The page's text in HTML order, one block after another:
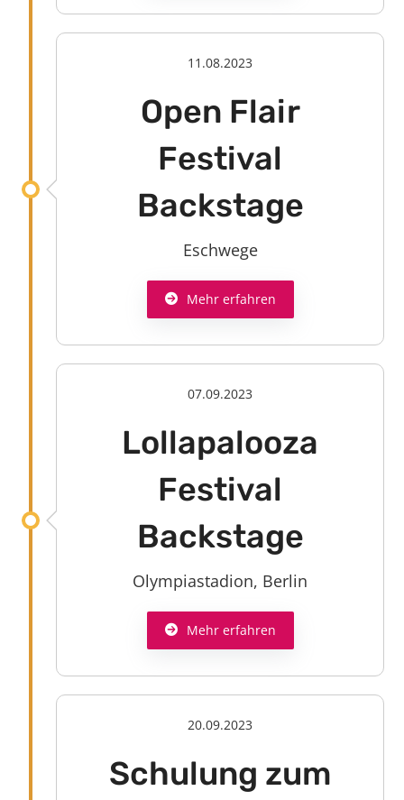
11.08.2023
Open Flair
Festival
Backstage
Eschwege
Mehr erfahren
07.09.2023
Lollapalooza
Festival
Backstage
Olympiastadion, Berlin
Mehr erfahren
20.09.2023
Schulung zum